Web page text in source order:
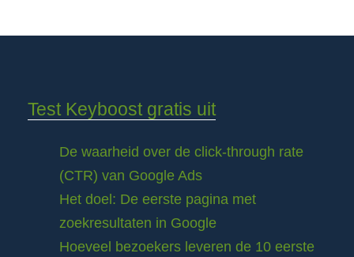
Test Keyboost gratis uit
De waarheid over de click-through rate
(CTR) van Google Ads
Het doel: De eerste pagina met
zoekresultaten in Google
Hoeveel bezoekers leveren de 10 eerste